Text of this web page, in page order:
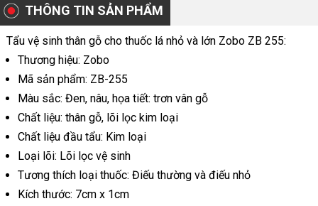
THÔNG TIN SẢN PHẨM
Tẩu vệ sinh thân gỗ cho thuốc lá nhỏ và lớn Zobo ZB 255:
Thương hiệu: Zobo
Mã sản phẩm: ZB-255
Màu sắc: Đen, nâu, họa tiết: trơn vân gỗ
Chất liệu: thân gỗ, lõi lọc kim loại
Chất liệu đầu tẩu: Kim loại
Loại lõi: Lõi lọc vệ sinh
Tương thích loại thuốc: Điếu thường và điếu nhỏ
Kích thước: 7cm x 1cm